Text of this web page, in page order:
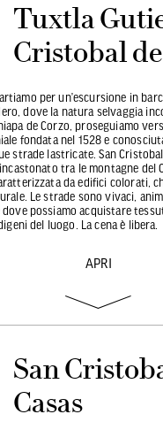
Tuxtla
Cristobal de
per un’escursione in
dove la natura selvaggia
de Corzo, proseguiamo
fondata nel 1528 e
strade lastricate. San
tra le montagne del
da edifici colorati,
Le strade sono vivaci,
possiamo acquistare
del luogo. La cena è libera.
APRI
San
Casas